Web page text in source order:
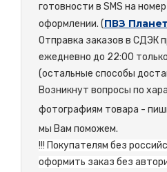
готовности в SMS на
оформлении. (ПВЗ
Отправка заказов в СДЭК
ежедневно до 22:00
(остальные способы
Возникнут вопросы по
фотографиям товара -
мы Вам поможем.
!!! Покупателям без
оформить заказ без